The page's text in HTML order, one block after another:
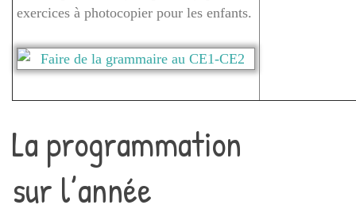
exercices à photocopier pour les enfants.
La programmation
sur l’année